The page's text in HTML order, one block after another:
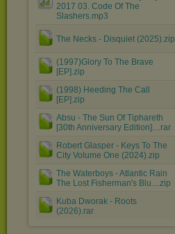
2017 03. Code Of The
Slashers.mp3
The Necks - Disquiet (2025).zip
(1997)Glory To The Brave
[EP].zip
(1998) Heeding The Call
[EP].zip
Absu - The Sun Of Tiphareth
[30th Anniversary Edition]....rar
Robert Glasper - Keys To The
City Volume One (2024).zip
The Waterboys - Atlantic Rain
The Lost Fisherman's Blu....zip
Kuba Dworak - Roots
(2026).rar